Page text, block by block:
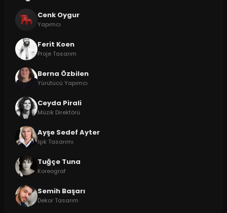
Cenk Oygur
Yapımcı
Ferit Koen
Proje Tasarım
Berna Özbilen
Yürütücü Yapımcı
Ceyda Pirali
Müzik Direktörü
Ayşe Sedef Ayter
Işık Tasarımı
Tuğçe Tuna
Koreograf
Semih Başarı
Dekor Tasarım